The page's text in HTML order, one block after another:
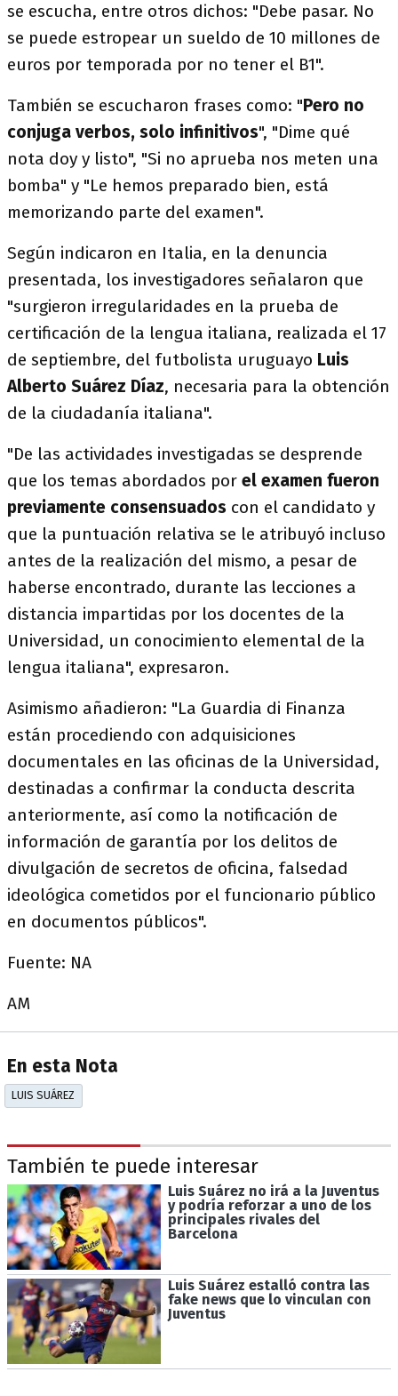
se escucha, entre otros dichos: "Debe pasar. No
se puede estropear un sueldo de 10 millones de
euros por temporada por no tener el B1".
También se escucharon frases como: "Pero no
conjuga verbos, solo infinitivos", "Dime qué
nota doy y listo", "Si no aprueba nos meten una
bomba" y "Le hemos preparado bien, está
memorizando parte del examen".
Según indicaron en Italia, en la denuncia
presentada, los investigadores señalaron que
"surgieron irregularidades en la prueba de
certificación de la lengua italiana, realizada el 17
de septiembre, del futbolista uruguayo Luis
Alberto Suárez Díaz, necesaria para la obtención
de la ciudadanía italiana".
"De las actividades investigadas se desprende
que los temas abordados por el examen fueron
previamente consensuados con el candidato y
que la puntuación relativa se le atribuyó incluso
antes de la realización del mismo, a pesar de
haberse encontrado, durante las lecciones a
distancia impartidas por los docentes de la
Universidad, un conocimiento elemental de la
lengua italiana", expresaron.
Asimismo añadieron: "La Guardia di Finanza
están procediendo con adquisiciones
documentales en las oficinas de la Universidad,
destinadas a confirmar la conducta descrita
anteriormente, así como la notificación de
información de garantía por los delitos de
divulgación de secretos de oficina, falsedad
ideológica cometidos por el funcionario público
en documentos públicos".
Fuente: NA
AM
En esta Nota
LUIS SUÁREZ
También te puede interesar
Luis Suárez no irá a la Juventus
y podría reforzar a uno de los
principales rivales del
Barcelona
Luis Suárez estalló contra las
fake news que lo vinculan con
Juventus